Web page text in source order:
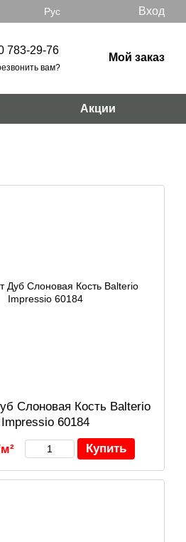
Рус Вход
783-29-76
вам?
Мой заказ
Акции
Слоновая Кость Balterio
Impressio 60184
Купить